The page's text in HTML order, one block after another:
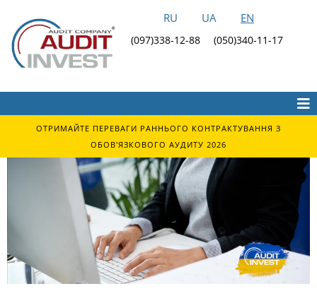
RU UA EN
(097)338-12-88 (050)340-11-17
ОТРИМАЙТЕ ПЕРЕВАГИ РАННЬОГО КОНТРАКТУВАННЯ З
ОБОВ'ЯЗКОВОГО АУДИТУ 2026